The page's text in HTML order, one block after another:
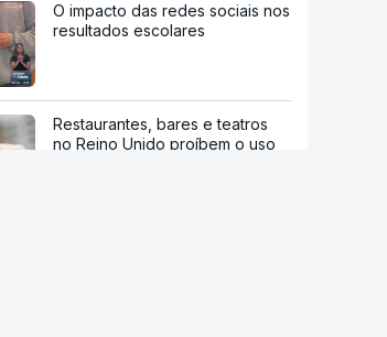
O impacto das redes sociais nos
resultados escolares
Restaurantes, bares e teatros
no Reino Unido proíbem o uso